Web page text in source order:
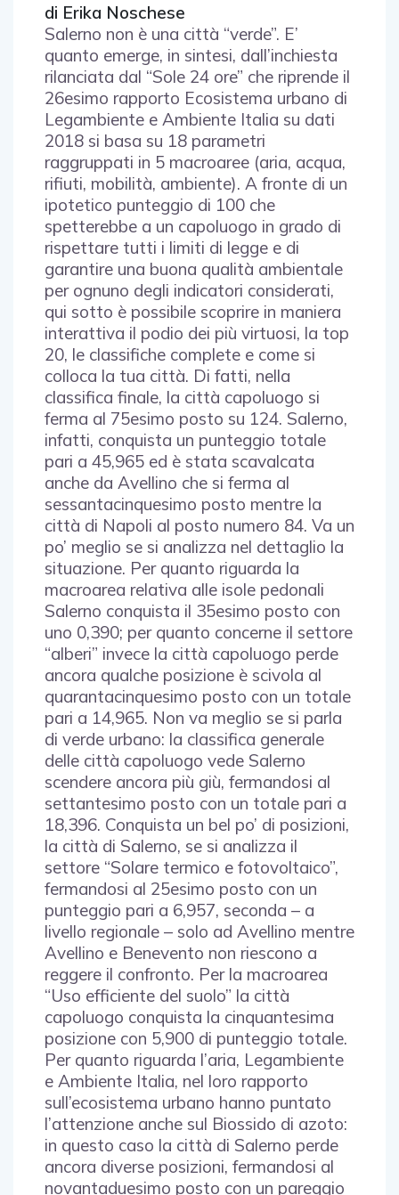
di Erika Noschese
Salerno non è una città “verde”. E’
quanto emerge, in sintesi, dall’inchiesta
rilanciata dal “Sole 24 ore” che riprende il
26esimo rapporto Ecosistema urbano di
Legambiente e Ambiente Italia su dati
2018 si basa su 18 parametri
raggruppati in 5 macroaree (aria, acqua,
rifiuti, mobilità, ambiente). A fronte di un
ipotetico punteggio di 100 che
spetterebbe a un capoluogo in grado di
rispettare tutti i limiti di legge e di
garantire una buona qualità ambientale
per ognuno degli indicatori considerati,
qui sotto è possibile scoprire in maniera
interattiva il podio dei più virtuosi, la top
20, le classifiche complete e come si
colloca la tua città. Di fatti, nella
classifica finale, la città capoluogo si
ferma al 75esimo posto su 124. Salerno,
infatti, conquista un punteggio totale
pari a 45,965 ed è stata scavalcata
anche da Avellino che si ferma al
sessantacinquesimo posto mentre la
città di Napoli al posto numero 84. Va un
po’ meglio se si analizza nel dettaglio la
situazione. Per quanto riguarda la
macroarea relativa alle isole pedonali
Salerno conquista il 35esimo posto con
uno 0,390; per quanto concerne il settore
“alberi” invece la città capoluogo perde
ancora qualche posizione è scivola al
quarantacinquesimo posto con un totale
pari a 14,965. Non va meglio se si parla
di verde urbano: la classifica generale
delle città capoluogo vede Salerno
scendere ancora più giù, fermandosi al
settantesimo posto con un totale pari a
18,396. Conquista un bel po’ di posizioni,
la città di Salerno, se si analizza il
settore “Solare termico e fotovoltaico”,
fermandosi al 25esimo posto con un
punteggio pari a 6,957, seconda – a
livello regionale – solo ad Avellino mentre
Avellino e Benevento non riescono a
reggere il confronto. Per la macroarea
“Uso efficiente del suolo” la città
capoluogo conquista la cinquantesima
posizione con 5,900 di punteggio totale.
Per quanto riguarda l’aria, Legambiente
e Ambiente Italia, nel loro rapporto
sull’ecosistema urbano hanno puntato
l’attenzione anche sul Biossido di azoto:
in questo caso la città di Salerno perde
ancora diverse posizioni, fermandosi al
novantaduesimo posto con un pareggio